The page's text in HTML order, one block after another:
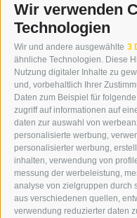
Wir verwenden
Technologien
Wir und andere ausgewählte 3
ähnliche Technologien. Diese
Nutzung digitaler Inhalte zu
und, vorbehaltlich Ihrer
Daten zum Beispiel für
zugriff auf informationen auf
daten zur auswahl von
personalisierte werbung,
personalisierter werbung,
inhalten, verwendung von
messung der werbeleistung,
analyse von zielgruppen durch
aus verschiedenen quellen,
verwendung reduzierter daten
KONTAKT
WIPP-MEDIA GMBH
DER ERKER
NEUSTADT 20A
I-39049 STERZING
TEL.: +39 0472 766876
GRAFIK@DERERKER.IT
INFO@DERERKER.IT
DER ERKER